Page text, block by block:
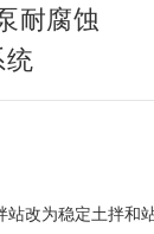
耐腐蚀
统
站改为稳定土拌和